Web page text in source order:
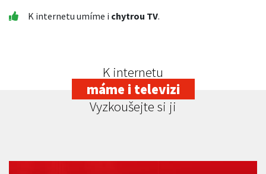
K internetu umíme i chytrou TV.
K internetu
máme i televizi
Vyzkoušejte si ji